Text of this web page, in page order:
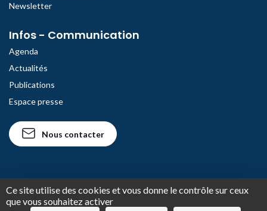
Newsletter
Infos - Communication
Agenda
Actualités
Publications
Espace presse
Nous contacter
© 2026 Site Officiel de la Ville d'Agde
Ce site utilise des cookies et vous donne le contrôle sur ceux
que vous souhaitez activer